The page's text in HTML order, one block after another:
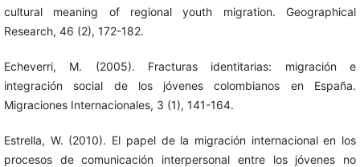
cultural meaning of regional youth migration. Geographical
Research, 46 (2), 172-182.
Echeverri, M. (2005). Fracturas identitarias: migración e
integración social de los jóvenes colombianos en España.
Migraciones Internacionales, 3 (1), 141-164.
Estrella, W. (2010). El papel de la migración internacional en los
procesos de comunicación interpersonal entre los jóvenes no